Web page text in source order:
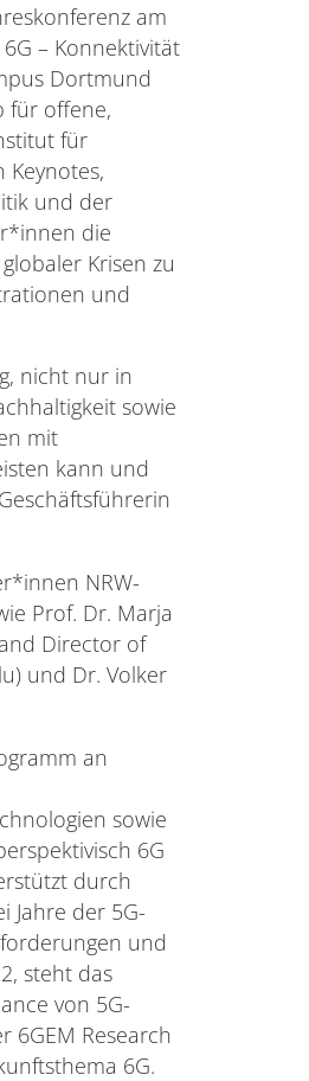
am
– Konnektivität
Dortmund
für offene,
für
Keynotes,
und der
die
Krisen zu
und
nicht nur in
sowie
mit
kann und
NRW-
Prof. Dr. Marja
Director of
und Dr. Volker
an
sowie
6G
durch
Jahre der 5G-
und
steht das
von 5G-
6GEM Research
6G.